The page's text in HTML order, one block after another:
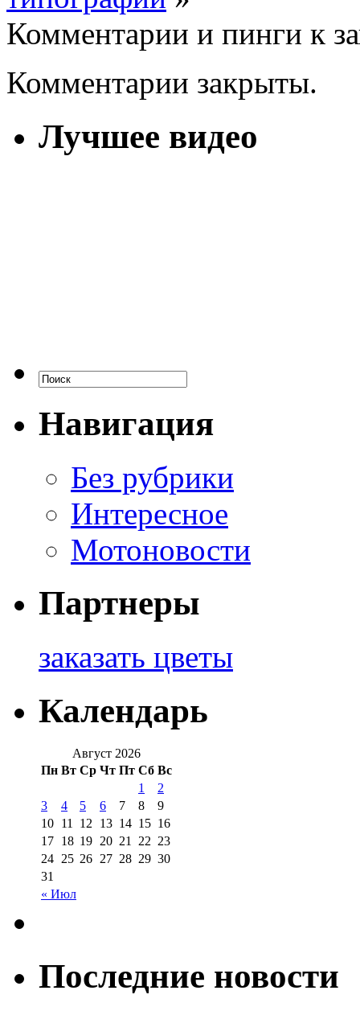
Комментарии и пинги к
Комментарии закрыты.
Лучшее видео
Навигация
Без рубрики
Интересное
Мотоновости
Партнеры
заказать цветы
Календарь
Август 2026
Пн Вт Ср Чт Пт Сб Вс
« Июл
1
2
3
4 5 6 7 8
9
10 11 12 13 14 15 16
17 18 19 20 21 22 23
24 25 26 27 28 29 30
31
Последние новости